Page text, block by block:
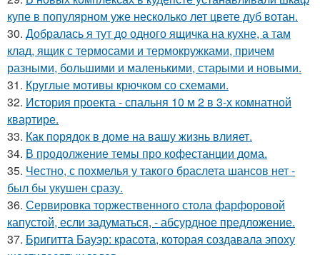
купе в популярном уже несколько лет цвете дуб вотан.
30. Добралась я тут до одного ящичка на кухне, а там
клад, ящик с термосами и термокружками, причем
разными, большими и маленькими, старыми и новыми.
31. Круглые мотивы крючком со схемами.
32. История проекта - спальня 10 м 2 в 3-х комнатной
квартире.
33. Как порядок в доме на вашу жизнь влияет.
34. В продолжение темы про кофестанции дома.
35. Честно, с похмелья у такого браслета шансов нет -
был бы укушен сразу.
36. Сервировка торжественного стола фарфоровой
капустой, если задуматься, - абсурдное предложение.
37. Бригитта Бауэр: красота, которая создавала эпоху